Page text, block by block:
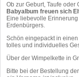
Ob zur Geburt, Taufe oder
Babyalbum freuen sich
Eine liebevolle
Erdenbürgers.
Schön eingepackt in
tolles und individuelles
Über der Wimpelkette in
Bitte bei der Bestellung